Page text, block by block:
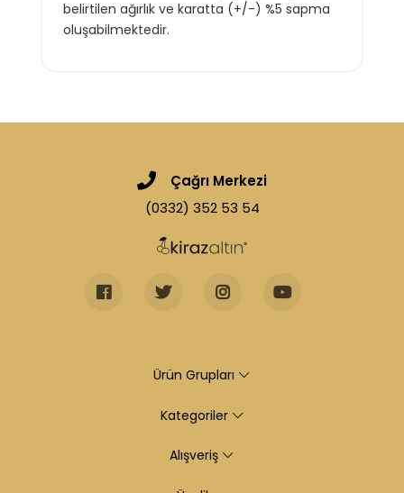
belirtilen ağırlık ve karatta (+/-) %5 sapma
oluşabilmektedir.
Çağrı Merkezi
(0332) 352 53 54
Ürün Grupları
Kategoriler
Alışveriş